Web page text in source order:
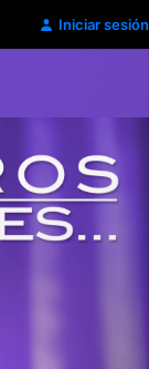
Iniciar sesión